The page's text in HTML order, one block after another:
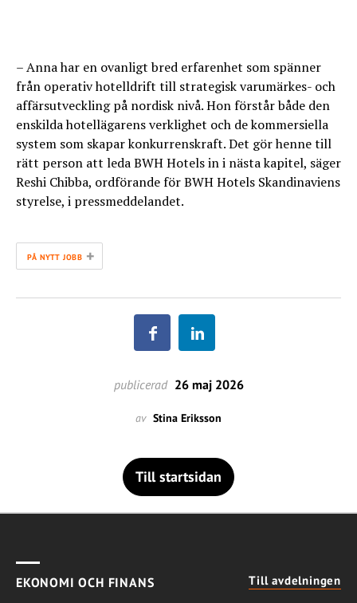
– Anna har en ovanligt bred erfarenhet som spänner
från operativ hotelldrift till strategisk varumärkes- och
affärsutveckling på nordisk nivå. Hon förstår både den
enskilda hotellägarens verklighet och de kommersiella
system som skapar konkurrenskraft. Det gör henne till
rätt person att leda BWH Hotels in i nästa kapitel, säger
Reshi Chibba, ordförande för BWH Hotels Skandinaviens
styrelse, i pressmeddelandet.
PÅ NYTT JOBB +
publicerad 26 maj 2026
av Stina Eriksson
Till startsidan
EKONOMI OCH FINANS Till avdelningen